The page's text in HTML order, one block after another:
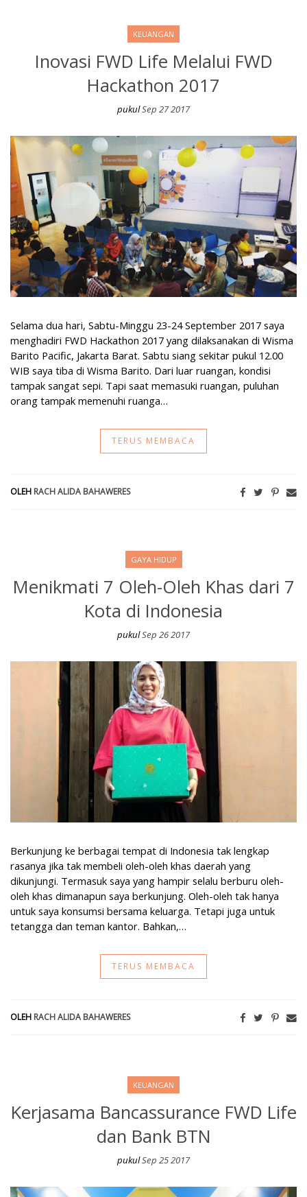
KEUANGAN
Inovasi FWD Life Melalui FWD
Hackathon 2017
pukulSep 27 2017
Inovasi FWD Life Melalui FWD Hackathon 2017
Selama dua hari, Sabtu-Minggu 23-24 September 2017 saya
menghadiri FWD Hackathon 2017 yang dilaksanakan di Wisma
Barito Pacific, Jakarta Barat. Sabtu siang sekitar pukul 12.00
WIB saya tiba di Wisma Barito. Dari luar ruangan, kondisi
tampak sangat sepi. Tapi saat memasuki ruangan, puluhan
orang tampak memenuhi ruanga…
TERUS MEMBACA
OLEH RACH ALIDA BAHAWERES
GAYA HIDUP
Menikmati 7 Oleh-Oleh Khas dari 7
Kota di Indonesia
pukulSep 26 2017
Menikmati 7 Oleh-Oleh Khas dari 7 Kota di Indonesia
Berkunjung ke berbagai tempat di Indonesia tak lengkap
rasanya jika tak membeli oleh-oleh khas daerah yang
dikunjungi. Termasuk saya yang hampir selalu berburu oleh-
oleh khas dimanapun saya berkunjung. Oleh-oleh tak hanya
untuk saya konsumsi bersama keluarga. Tetapi juga untuk
tetangga dan teman kantor. Bahkan,…
TERUS MEMBACA
OLEH RACH ALIDA BAHAWERES
KEUANGAN
Kerjasama Bancassurance FWD Life
dan Bank BTN
pukulSep 25 2017
Kerjasama Bancassurance FWD Life dan Bank BTN